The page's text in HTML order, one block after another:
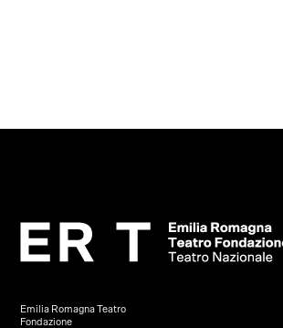
Emilia Romagna Teatro
Fondazione